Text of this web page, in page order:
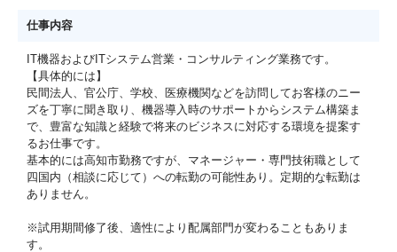
仕事内容
IT機器およびITシステム営業・コンサルティング業務です。
【具体的には】
民間法人、官公庁、学校、医療機関などを訪問してお客様のニー
ズを丁寧に聞き取り、機器導入時のサポートからシステム構築ま
で、豊富な知識と経験で将来のビジネスに対応する環境を提案す
るお仕事です。
基本的には高知市勤務ですが、マネージャー・専門技術職として
四国内（相談に応じて）への転勤の可能性あり。定期的な転勤は
ありません。
※試用期間修了後、適性により配属部門が変わることもありま
す。